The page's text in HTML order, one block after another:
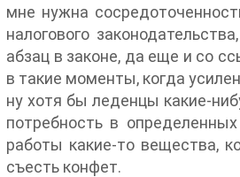
мне нужна
налогового
абзац в законе, да еще и со
в такие моменты, когда
ну хотя бы леденцы какие-
потребность в
работы какие-то вещества,
съесть конфет.